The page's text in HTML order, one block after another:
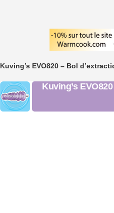
Kuving’s EVO820 – Bol
Kuving’s